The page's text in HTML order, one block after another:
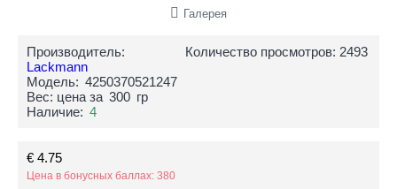
Галерея
Количество просмотров: 2493
Производитель:
Lackmann
Модель: 4250370521247
Вес: цена за 300 гр
Наличие: 4
€ 4.75
Цена в бонусных баллах: 380